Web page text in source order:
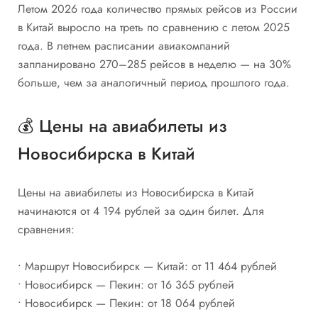
Летом 2026 года количество прямых рейсов из России
в Китай выросло на треть по сравнению с летом 2025
года. В летнем расписании авиакомпаний
запланировано 270–285 рейсов в неделю — на 30%
больше, чем за аналогичный период прошлого года.
💰 Цены на авиабилеты из
Новосибирска в Китай
Цены на авиабилеты из Новосибирска в Китай
начинаются от 4 194 рублей за один билет. Для
сравнения:
• Маршрут Новосибирск — Китай: от 11 464 рублей
• Новосибирск — Пекин: от 16 365 рублей
• Новосибирск — Пекин: от 18 064 рублей